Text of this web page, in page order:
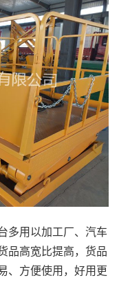
用以加工厂、汽车
品高宽比提高，货品
、方便使用，好用更